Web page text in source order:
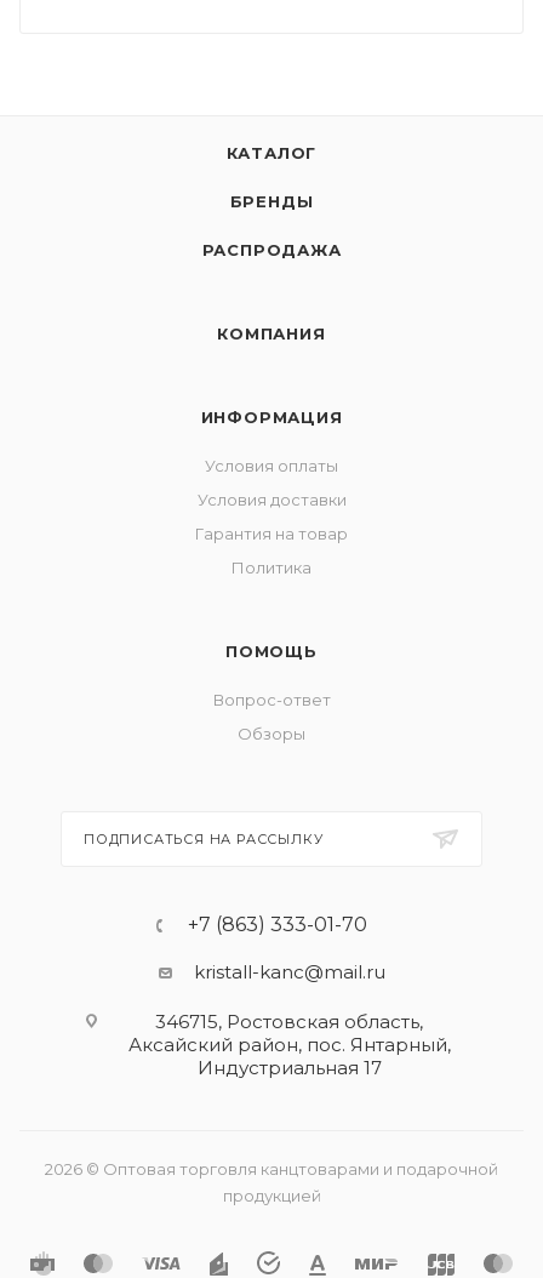
КАТАЛОГ
БРЕНДЫ
РАСПРОДАЖА
КОМПАНИЯ
ИНФОРМАЦИЯ
Условия оплаты
Условия доставки
Гарантия на товар
Политика
ПОМОЩЬ
Вопрос-ответ
Обзоры
ПОДПИСАТЬСЯ НА РАССЫЛКУ
+7 (863) 333-01-70
kristall-kanc@mail.ru
346715, Ростовская область​,
Аксайский район, пос. Янтарный,
Индустриальная 17
2026 © Оптовая торговля канцтоварами и подарочной
продукцией